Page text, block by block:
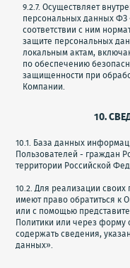
9.2.7. Осуществляет
персональных данных
соответствии с ним
защите персональных
локальным актам,
по обеспечению
защищенности при
Компании.
10.
10.1. База данных
Пользователей - граждан
территории Российской
10.2. Для реализации
имеют право обратиться к
или с помощью
Политики или через форму
содержать сведения,
данных».